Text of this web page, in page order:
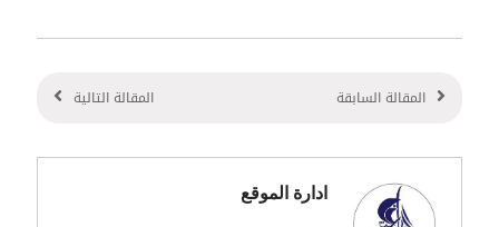
المقالة السابقة المقالة التالية
ادارة الموقع